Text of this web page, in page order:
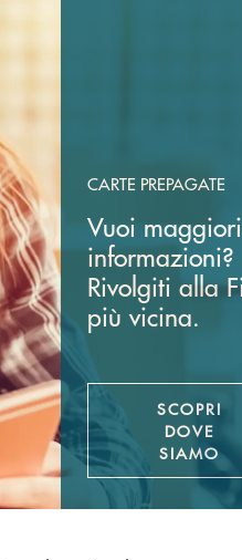
CARTE PREPAGATE
Vuoi maggiori
informazioni?
Rivolgiti alla
più vicina.
SCOPRI
DOVE
SIAMO